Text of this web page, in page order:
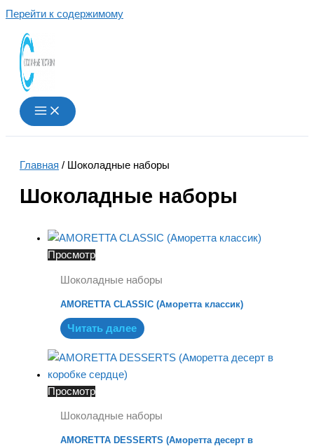
Перейти к содержимому
Главная / Шоколадные наборы
Шоколадные наборы
Просмотр
Шоколадные наборы
AMORETTA CLASSIC (Аморетта классик)
Читать далее
Просмотр
Шоколадные наборы
AMORETTA DESSERTS (Аморетта десерт в